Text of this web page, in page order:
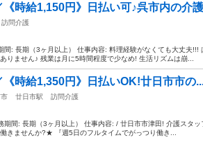
時給1,150円》日払い可♪呉市内の介
訪問介護
間: 長期（3ヶ月以上） 仕事内容: 料理経験がなくても大丈夫!!!
りません♪ 残業は月に5時間程度で少なめ! 生活リズムは崩...
時給1,350円》日払いOK!廿日市市の
廿日市駅 訪問介護
期間: 長期（3ヶ月以上） 仕事内容: / 廿日市市津田! 介護スタッ
きませんか?★ 『週5日のフルタイムでがっつり働き...